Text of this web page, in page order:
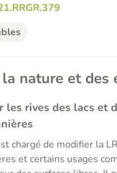
nature et des
rives des lacs et
chargé de modifier la
et certains usages